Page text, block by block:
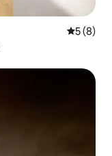
Note
5 (8)